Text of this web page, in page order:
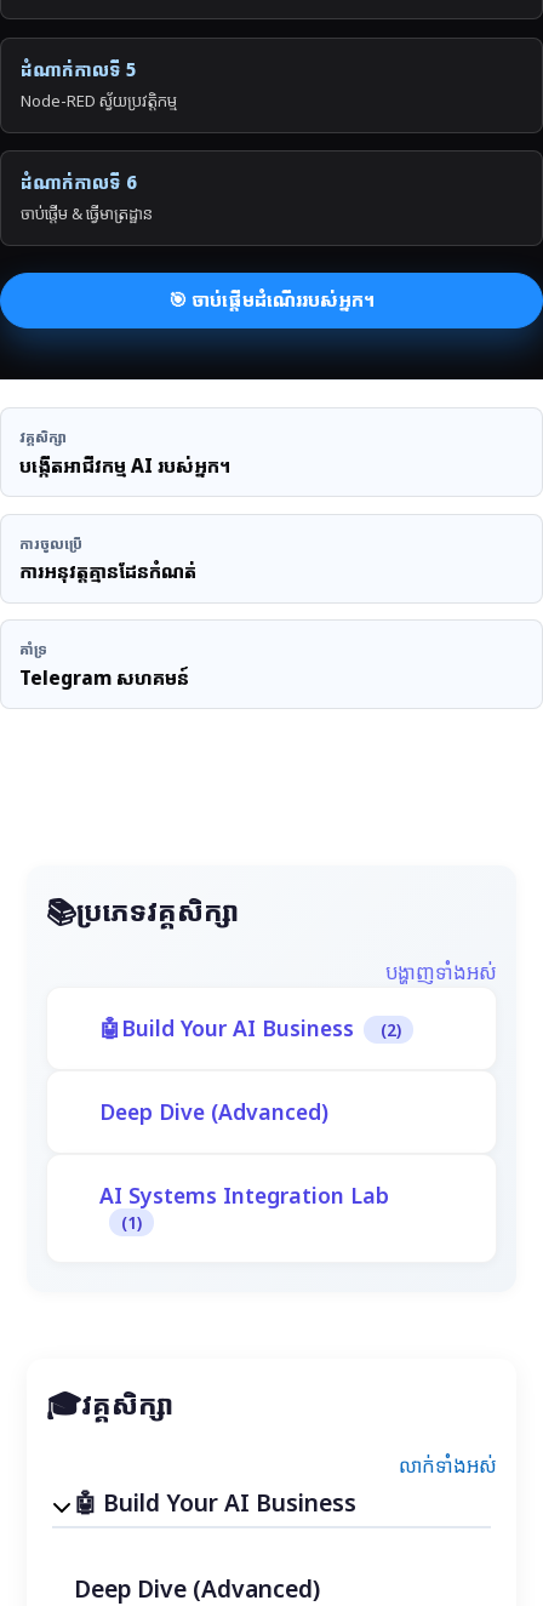
ដំណាក់កាលទី 5
Node-RED ស្វ័យប្រវត្តិកម្ម
ដំណាក់កាលទី 6
ចាប់ផ្តើម & ធ្វើមាត្រដ្ឋាន
🎯 ចាប់ផ្តើមដំណើររបស់អ្នក។
វគ្គសិក្សា
បង្កើតអាជីវកម្ម AI របស់អ្នក។
ការចូលប្រើ
ការអនុវត្តគ្មានដែនកំណត់
គាំទ្រ
Telegram សហគមន៍
ប្រភេទវគ្គសិក្សា
បង្ហាញទាំងអស់
Build Your AI Business (2)
Deep Dive (Advanced)
AI Systems Integration Lab
(1)
វគ្គសិក្សា
លាក់ទាំងអស់
Build Your AI Business
Deep Dive (Advanced)